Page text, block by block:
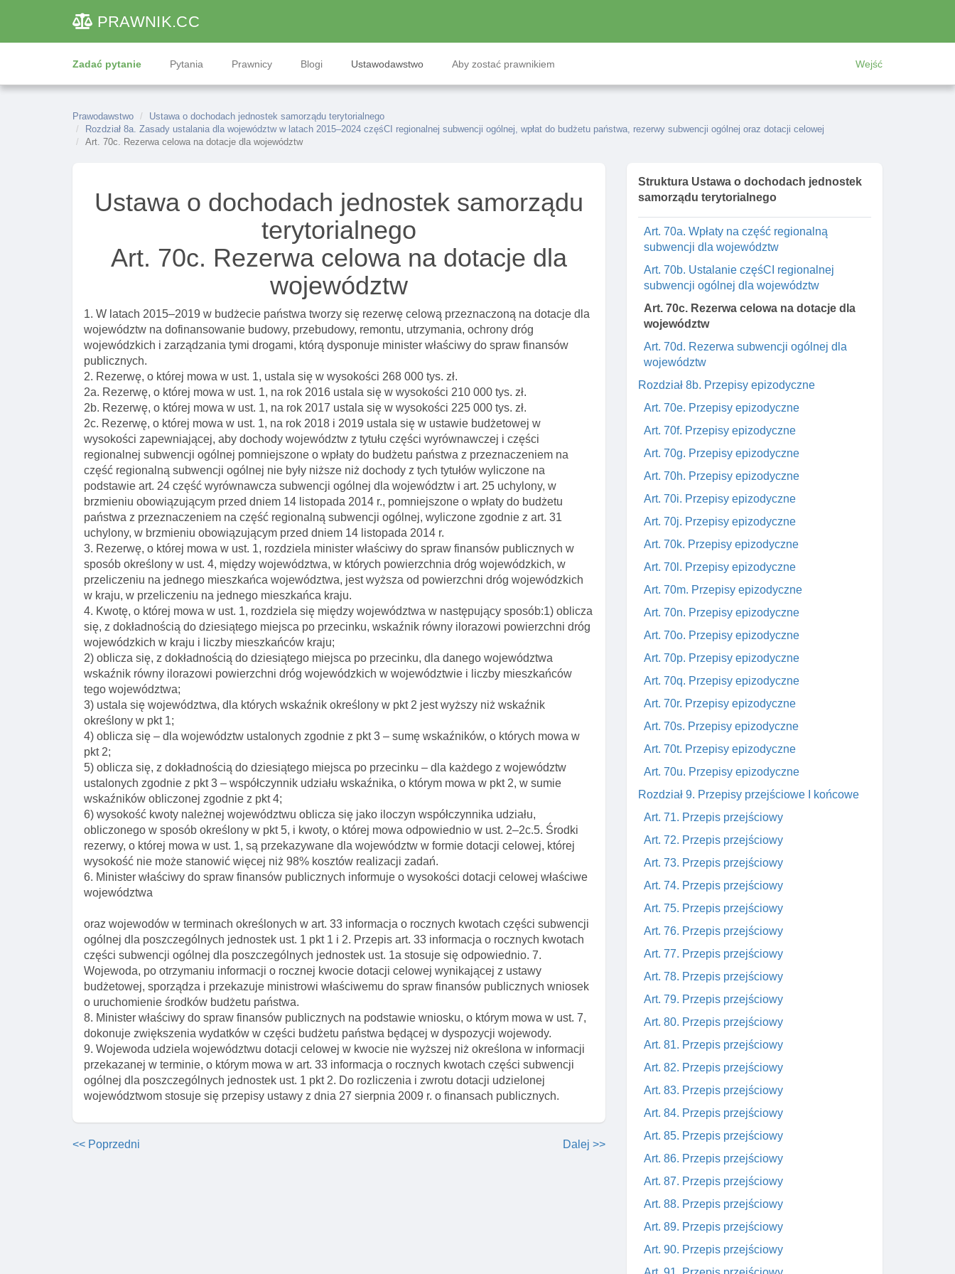
PRAWNIK.CC
Zadać pytanie Pytania Prawnicy Blogi Ustawodawstwo Aby zostać prawnikiem Wejść
Prawodawstwo
Ustawa o dochodach jednostek samorządu terytorialnego
Rozdział 8a. Zasady ustalania dla województw w latach 2015–2024 częśCI regionalnej subwencji ogólnej, wpłat do budżetu państwa, rezerwy subwencji ogólnej oraz dotacji celowej
Art. 70c. Rezerwa celowa na dotacje dla województw
Ustawa o dochodach jednostek samorządu
terytorialnego
Art. 70c. Rezerwa celowa na dotacje dla
województw
1. W latach 2015–2019 w budżecie państwa tworzy się rezerwę celową przeznaczoną na dotacje dla
województw na dofinansowanie budowy, przebudowy, remontu, utrzymania, ochrony dróg
wojewódzkich i zarządzania tymi drogami, którą dysponuje minister właściwy do spraw finansów
publicznych.
2. Rezerwę, o której mowa w ust. 1, ustala się w wysokości 268 000 tys. zł.
2a. Rezerwę, o której mowa w ust. 1, na rok 2016 ustala się w wysokości 210 000 tys. zł.
2b. Rezerwę, o której mowa w ust. 1, na rok 2017 ustala się w wysokości 225 000 tys. zł.
2c. Rezerwę, o której mowa w ust. 1, na rok 2018 i 2019 ustala się w ustawie budżetowej w
wysokości zapewniającej, aby dochody województw z tytułu części wyrównawczej i części
regionalnej subwencji ogólnej pomniejszone o wpłaty do budżetu państwa z przeznaczeniem na
część regionalną subwencji ogólnej nie były niższe niż dochody z tych tytułów wyliczone na
podstawie art. 24 część wyrównawcza subwencji ogólnej dla województw i art. 25 uchylony, w
brzmieniu obowiązującym przed dniem 14 listopada 2014 r., pomniejszone o wpłaty do budżetu
państwa z przeznaczeniem na część regionalną subwencji ogólnej, wyliczone zgodnie z art. 31
uchylony, w brzmieniu obowiązującym przed dniem 14 listopada 2014 r.
3. Rezerwę, o której mowa w ust. 1, rozdziela minister właściwy do spraw finansów publicznych w
sposób określony w ust. 4, między województwa, w których powierzchnia dróg wojewódzkich, w
przeliczeniu na jednego mieszkańca województwa, jest wyższa od powierzchni dróg wojewódzkich
w kraju, w przeliczeniu na jednego mieszkańca kraju.
4. Kwotę, o której mowa w ust. 1, rozdziela się między województwa w następujący sposób:1) oblicza
się, z dokładnością do dziesiątego miejsca po przecinku, wskaźnik równy ilorazowi powierzchni dróg
wojewódzkich w kraju i liczby mieszkańców kraju;
2) oblicza się, z dokładnością do dziesiątego miejsca po przecinku, dla danego województwa
wskaźnik równy ilorazowi powierzchni dróg wojewódzkich w województwie i liczby mieszkańców
tego województwa;
3) ustala się województwa, dla których wskaźnik określony w pkt 2 jest wyższy niż wskaźnik
określony w pkt 1;
4) oblicza się – dla województw ustalonych zgodnie z pkt 3 – sumę wskaźników, o których mowa w
pkt 2;
5) oblicza się, z dokładnością do dziesiątego miejsca po przecinku – dla każdego z województw
ustalonych zgodnie z pkt 3 – współczynnik udziału wskaźnika, o którym mowa w pkt 2, w sumie
wskaźników obliczonej zgodnie z pkt 4;
6) wysokość kwoty należnej województwu oblicza się jako iloczyn współczynnika udziału,
obliczonego w sposób określony w pkt 5, i kwoty, o której mowa odpowiednio w ust. 2–2c.5. Środki
rezerwy, o której mowa w ust. 1, są przekazywane dla województw w formie dotacji celowej, której
wysokość nie może stanowić więcej niż 98% kosztów realizacji zadań.
6. Minister właściwy do spraw finansów publicznych informuje o wysokości dotacji celowej właściwe
województwa
oraz wojewodów w terminach określonych w art. 33 informacja o rocznych kwotach części subwencji
ogólnej dla poszczególnych jednostek ust. 1 pkt 1 i 2. Przepis art. 33 informacja o rocznych kwotach
części subwencji ogólnej dla poszczególnych jednostek ust. 1a stosuje się odpowiednio. 7.
Wojewoda, po otrzymaniu informacji o rocznej kwocie dotacji celowej wynikającej z ustawy
budżetowej, sporządza i przekazuje ministrowi właściwemu do spraw finansów publicznych wniosek
o uruchomienie środków budżetu państwa.
8. Minister właściwy do spraw finansów publicznych na podstawie wniosku, o którym mowa w ust. 7,
dokonuje zwiększenia wydatków w części budżetu państwa będącej w dyspozycji wojewody.
9. Wojewoda udziela województwu dotacji celowej w kwocie nie wyższej niż określona w informacji
przekazanej w terminie, o którym mowa w art. 33 informacja o rocznych kwotach części subwencji
ogólnej dla poszczególnych jednostek ust. 1 pkt 2. Do rozliczenia i zwrotu dotacji udzielonej
województwom stosuje się przepisy ustawy z dnia 27 sierpnia 2009 r. o finansach publicznych.
<< Poprzedni Dalej >>
Struktura Ustawa o dochodach jednostek
samorządu terytorialnego
koleje państwowe"
mieszkaniowych
kolejowym
regionalnej subwencji ogólnej, wpłat do
budżetu państwa, rezerwy subwencji ogólnej
Art. 70a. Wpłaty na część regionalną
subwencji dla województw
Art. 70b. Ustalanie częśCI regionalnej
subwencji ogólnej dla województw
Art. 70c. Rezerwa celowa na dotacje dla
województw
Art. 70d. Rezerwa subwencji ogólnej dla
województw
Rozdział 8b. Przepisy epizodyczne
Art. 70e. Przepisy epizodyczne
Art. 70f. Przepisy epizodyczne
Art. 70g. Przepisy epizodyczne
Art. 70h. Przepisy epizodyczne
Art. 70i. Przepisy epizodyczne
Art. 70j. Przepisy epizodyczne
Art. 70k. Przepisy epizodyczne
Art. 70l. Przepisy epizodyczne
Art. 70m. Przepisy epizodyczne
Art. 70n. Przepisy epizodyczne
Art. 70o. Przepisy epizodyczne
Art. 70p. Przepisy epizodyczne
Art. 70q. Przepisy epizodyczne
Art. 70r. Przepisy epizodyczne
Art. 70s. Przepisy epizodyczne
Art. 70t. Przepisy epizodyczne
Art. 70u. Przepisy epizodyczne
Rozdział 9. Przepisy przejściowe I końcowe
Art. 71. Przepis przejściowy
Art. 72. Przepis przejściowy
Art. 73. Przepis przejściowy
Art. 74. Przepis przejściowy
Art. 75. Przepis przejściowy
Art. 76. Przepis przejściowy
Art. 77. Przepis przejściowy
Art. 78. Przepis przejściowy
Art. 79. Przepis przejściowy
Art. 80. Przepis przejściowy
Art. 81. Przepis przejściowy
Art. 82. Przepis przejściowy
Art. 83. Przepis przejściowy
Art. 84. Przepis przejściowy
Art. 85. Przepis przejściowy
Art. 86. Przepis przejściowy
Art. 87. Przepis przejściowy
Art. 88. Przepis przejściowy
Art. 89. Przepis przejściowy
Art. 90. Przepis przejściowy